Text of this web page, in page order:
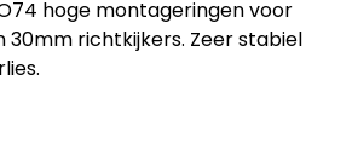
hoge montageringen voor
30mm richtkijkers. Zeer stabiel